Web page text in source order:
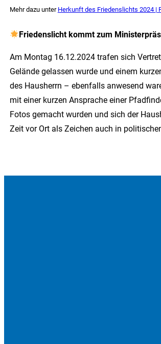
Mehr dazu unter Herkunft des Friedenslichts 2024 |
Friedenslicht kommt zum
Am Montag 16.12.2024 trafen sich
Gelände gelassen wurde und einem
des Hausherrn – ebenfalls anwesend
mit einer kurzen Ansprache einer
Fotos gemacht wurden und sich der
Zeit vor Ort als Zeichen auch in